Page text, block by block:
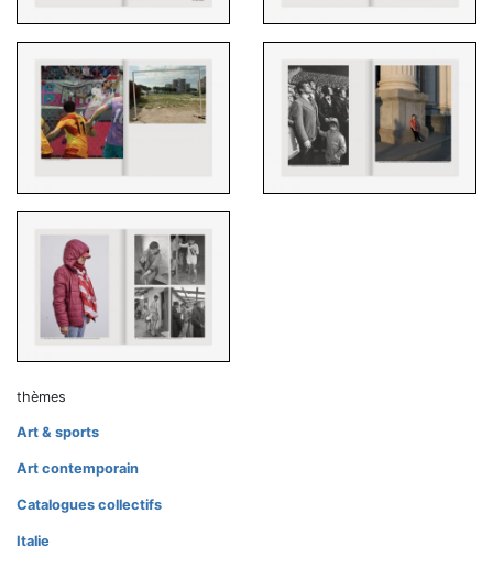
thèmes
Art & sports
Art contemporain
Catalogues collectifs
Italie